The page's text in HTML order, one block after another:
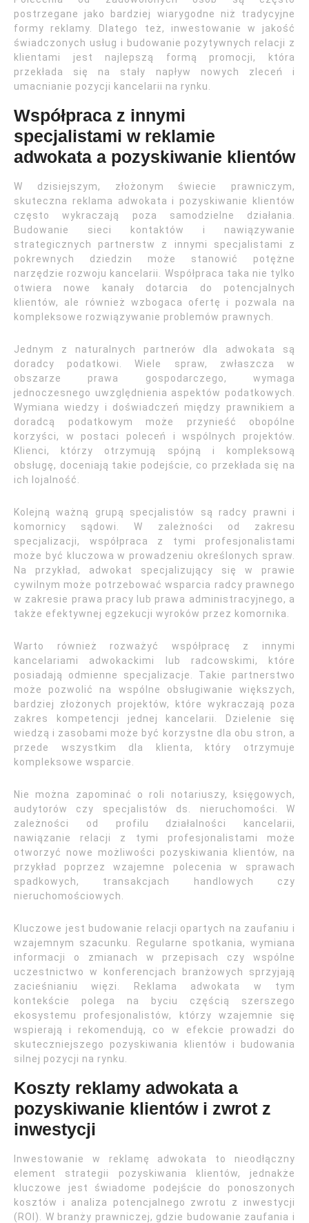
postrzegane jako bardziej wiarygodne niż tradycyjne
formy reklamy. Dlatego też, inwestowanie w jakość
świadczonych usług i budowanie pozytywnych relacji z
klientami jest najlepszą formą promocji, która
przekłada się na stały napływ nowych zleceń i
umacnianie pozycji kancelarii na rynku.
Współpraca z innymi
specjalistami w reklamie
adwokata a pozyskiwanie klientów
W dzisiejszym, złożonym świecie prawniczym,
skuteczna reklama adwokata i pozyskiwanie klientów
często wykraczają poza samodzielne działania.
Budowanie sieci kontaktów i nawiązywanie
strategicznych partnerstw z innymi specjalistami z
pokrewnych dziedzin może stanowić potężne
narzędzie rozwoju kancelarii. Współpraca taka nie tylko
otwiera nowe kanały dotarcia do potencjalnych
klientów, ale również wzbogaca ofertę i pozwala na
kompleksowe rozwiązywanie problemów prawnych.
Jednym z naturalnych partnerów dla adwokata są
doradcy podatkowi. Wiele spraw, zwłaszcza w
obszarze prawa gospodarczego, wymaga
jednoczesnego uwzględnienia aspektów podatkowych.
Wymiana wiedzy i doświadczeń między prawnikiem a
doradcą podatkowym może przynieść obopólne
korzyści, w postaci poleceń i wspólnych projektów.
Klienci, którzy otrzymują spójną i kompleksową
obsługę, doceniają takie podejście, co przekłada się na
ich lojalność.
Kolejną ważną grupą specjalistów są radcy prawni i
komornicy sądowi. W zależności od zakresu
specjalizacji, współpraca z tymi profesjonalistami
może być kluczowa w prowadzeniu określonych spraw.
Na przykład, adwokat specjalizujący się w prawie
cywilnym może potrzebować wsparcia radcy prawnego
w zakresie prawa pracy lub prawa administracyjnego, a
także efektywnej egzekucji wyroków przez komornika.
Warto również rozważyć współpracę z innymi
kancelariami adwokackimi lub radcowskimi, które
posiadają odmienne specjalizacje. Takie partnerstwo
może pozwolić na wspólne obsługiwanie większych,
bardziej złożonych projektów, które wykraczają poza
zakres kompetencji jednej kancelarii. Dzielenie się
wiedzą i zasobami może być korzystne dla obu stron, a
przede wszystkim dla klienta, który otrzymuje
kompleksowe wsparcie.
Nie można zapominać o roli notariuszy, księgowych,
audytorów czy specjalistów ds. nieruchomości. W
zależności od profilu działalności kancelarii,
nawiązanie relacji z tymi profesjonalistami może
otworzyć nowe możliwości pozyskiwania klientów, na
przykład poprzez wzajemne polecenia w sprawach
spadkowych, transakcjach handlowych czy
nieruchomościowych.
Kluczowe jest budowanie relacji opartych na zaufaniu i
wzajemnym szacunku. Regularne spotkania, wymiana
informacji o zmianach w przepisach czy wspólne
uczestnictwo w konferencjach branżowych sprzyjają
zacieśnianiu więzi. Reklama adwokata w tym
kontekście polega na byciu częścią szerszego
ekosystemu profesjonalistów, którzy wzajemnie się
wspierają i rekomendują, co w efekcie prowadzi do
skuteczniejszego pozyskiwania klientów i budowania
silnej pozycji na rynku.
Koszty reklamy adwokata a
pozyskiwanie klientów i zwrot z
inwestycji
Inwestowanie w reklamę adwokata to nieodłączny
element strategii pozyskiwania klientów, jednakże
kluczowe jest świadome podejście do ponoszonych
kosztów i analiza potencjalnego zwrotu z inwestycji
(ROI). W branży prawniczej, gdzie budowanie zaufania i